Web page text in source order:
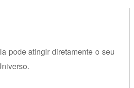
pode atingir diretamente o seu